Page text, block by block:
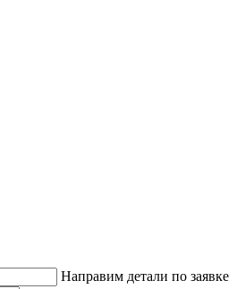
Направим детали по заявке